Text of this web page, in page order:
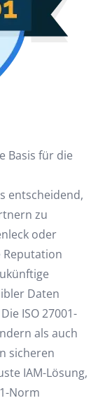
Basis für die
entscheidend,
zu
oder
Daten
ISO 27001-
als auch
sicheren
IAM-Lösung,
Norm